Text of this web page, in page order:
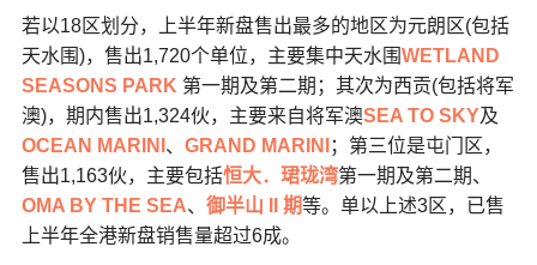
若以18区划分，上半年新盘售出最多的地区为元朗区(包括
天水围)，售出1,720个单位，主要集中天水围WETLAND
SEASONS PARK 第一期及第二期；其次为西贡(包括将军
澳)，期内售出1,324伙，主要来自将军澳SEA TO SKY及
OCEAN MARINI 、 GRAND MARINI ；第三位是屯门区，
售出1,163伙，主要包括恒大．珺珑湾第一期及第二期、
OMA BY THE SEA、 御半山 II 期等。单以上述3区，已售
上半年全港新盘销售量超过6成。